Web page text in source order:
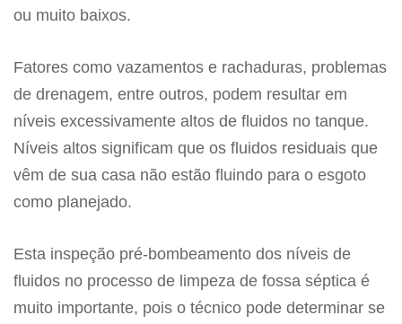
ou muito baixos.
Fatores como vazamentos e rachaduras, problemas
de drenagem, entre outros, podem resultar em
níveis excessivamente altos de fluidos no tanque.
Níveis altos significam que os fluidos residuais que
vêm de sua casa não estão fluindo para o esgoto
como planejado.
Esta inspeção pré-bombeamento dos níveis de
fluidos no processo de limpeza de fossa séptica é
muito importante, pois o técnico pode determinar se